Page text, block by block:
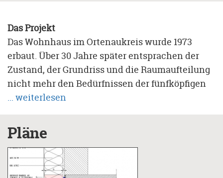
Das Projekt
Das Wohnhaus im Ortenaukreis wurde 1973
erbaut. Über 30 Jahre später entsprachen der
Zustand, der Grundriss und die Raumaufteilung
nicht mehr den Bedürfnissen der fünfköpfigen
Familie des Bauherrn und der zwei Mietparteien
im Haus. Das Ziel der Renovierung war darum:
angenehmes Wohnen mit KfW-Effizienzhaus-
Standard 70. Weil eine Sanierung des um das
Jahr 2000 erneuerten Dachs aus ökonomischen
als auch ökologischen Gründen nicht in
... weiterlesen
Pläne